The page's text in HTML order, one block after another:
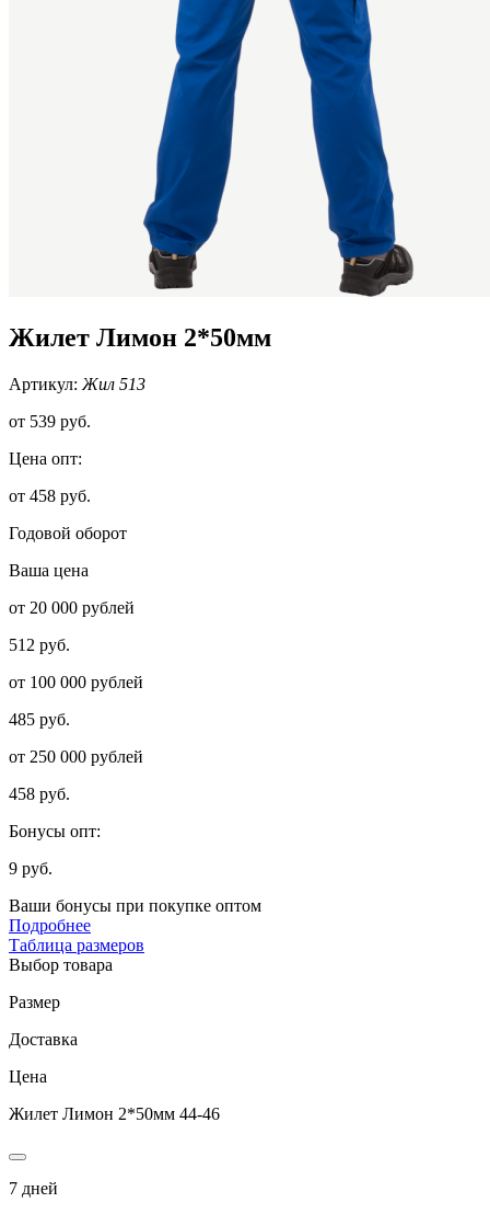
Жилет Лимон 2*50мм
Артикул: Жил 513
от 539 руб.
Цена опт:
от 458 руб.
Годовой оборот
Ваша цена
от 20 000 рублей
512 руб.
от 100 000 рублей
485 руб.
от 250 000 рублей
458 руб.
Бонусы опт:
9 руб.
Ваши бонусы при покупке оптом
Подробнее
Таблица размеров
Выбор товара
Размер
Доставка
Цена
Жилет Лимон 2*50мм 44-46
7 дней